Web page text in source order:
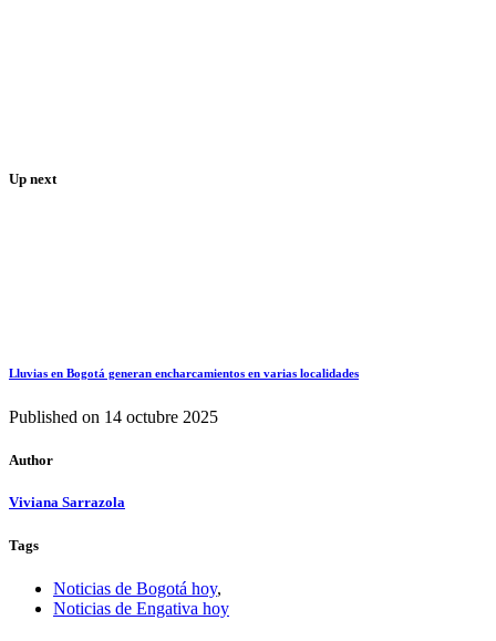
Up next
Lluvias en Bogotá generan encharcamientos en varias localidades
Published on 14 octubre 2025
Author
Viviana Sarrazola
Tags
Noticias de Bogotá hoy,
Noticias de Engativa hoy